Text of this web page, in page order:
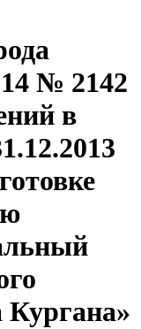
№ 2142
в
Кургана»